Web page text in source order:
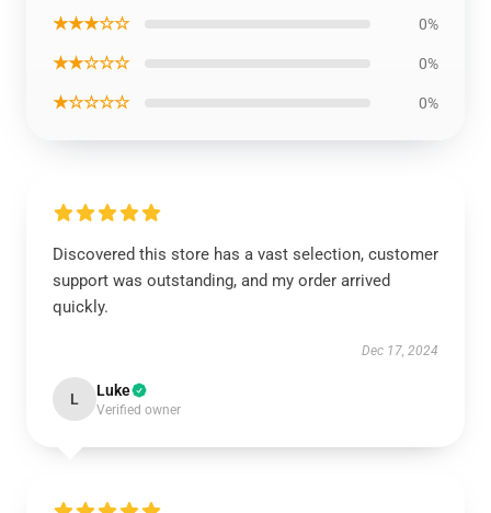
★★★☆☆ 0%
★★☆☆☆ 0%
★☆☆☆☆ 0%
Discovered this store has a vast selection, customer
support was outstanding, and my order arrived
quickly.
Dec 17, 2024
L Luke
Verified owner